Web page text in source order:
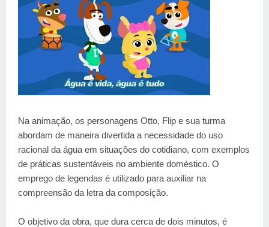
Na animação, os personagens Otto, Flip e sua turma
abordam de maneira divertida a necessidade do uso
racional da água em situações do cotidiano, com exemplos
de práticas sustentáveis no ambiente doméstico. O
emprego de legendas é utilizado para auxiliar na
compreensão da letra da composição.
O objetivo da obra, que dura cerca de dois minutos, é